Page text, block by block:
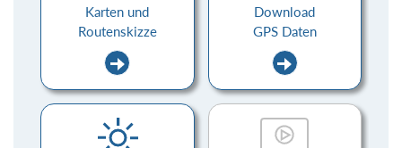
Karten und
Routenskizze
Download
GPS Daten